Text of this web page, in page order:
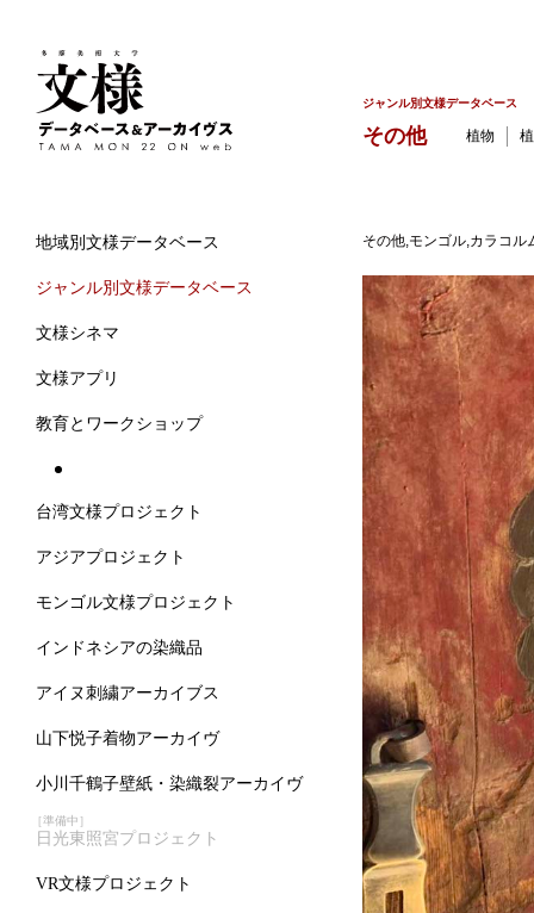
地域別文様データベース
ジャンル別文様データベース
文様シネマ
文様アプリ
教育とワークショップ
台湾文様プロジェクト
アジアプロジェクト
モンゴル文様プロジェクト
インドネシアの染織品
アイヌ刺繍アーカイブス
山下悦子着物アーカイヴ
小川千鶴子壁紙・染織裂アーカイヴ
［準備中］
日光東照宮プロジェクト
VR文様プロジェクト
ジャンル別文様データベース
その他 植物
その他,モンゴル,カラコ